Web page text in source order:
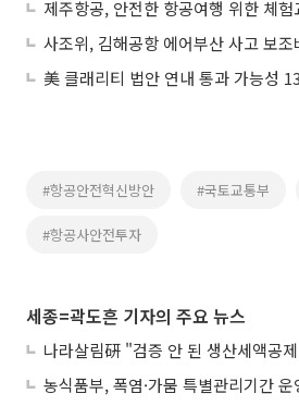
제주항공, 안전한 항공여행 위한 체험
#항공안전혁신방안 #국토교통부
#항공사안전투자
세종=곽도흔 기자의 주요 뉴스
나라살림硏 "검증 안 된 생산세액공